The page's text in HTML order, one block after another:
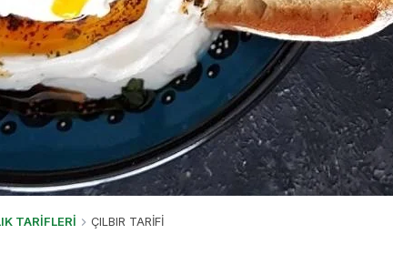
TARİFLERİ ÇILBIR TARİFİ